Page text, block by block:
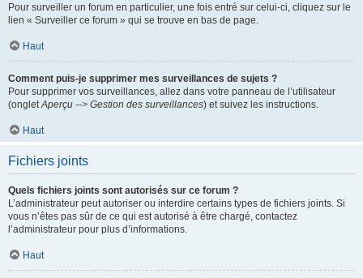
Pour surveiller un forum en particulier, une fois entré sur celui-ci, cliquez sur le
lien « Surveiller ce forum » qui se trouve en bas de page.
Haut
Comment puis-je supprimer mes surveillances de sujets ?
Pour supprimer vos surveillances, allez dans votre panneau de l’utilisateur
(ongletAperçu --> Gestion des surveillances) et suivez les instructions.
Haut
Fichiers joints
Quels fichiers joints sont autorisés sur ce forum ?
L’administrateur peut autoriser ou interdire certains types de fichiers joints. Si
vous n’êtes pas sûr de ce qui est autorisé à être chargé, contactez
l’administrateur pour plus d’informations.
Haut